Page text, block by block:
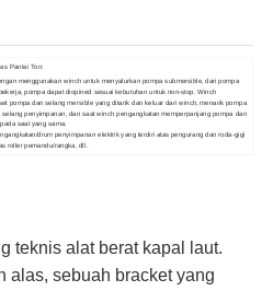
Pantai Ton:
menggunakan winch untuk menyalurkan pompa submersible, dari pompa
pompa dapat diopined sesuai kebutuhan untuk non-stop. Winch
pompa dan selang mersible yang ditarik dan keluar dari winch, menarik pompa
penyimpanan, dan saat winch pengangkatan memperpanjang pompa dan
saat yang sama.
drum penyimpanan elektrik yang terdiri atas pengurang dan roda-gigi
roller pemandu/rangka, dll.
teknis alat berat kapal laut.
alas, sebuah bracket yang